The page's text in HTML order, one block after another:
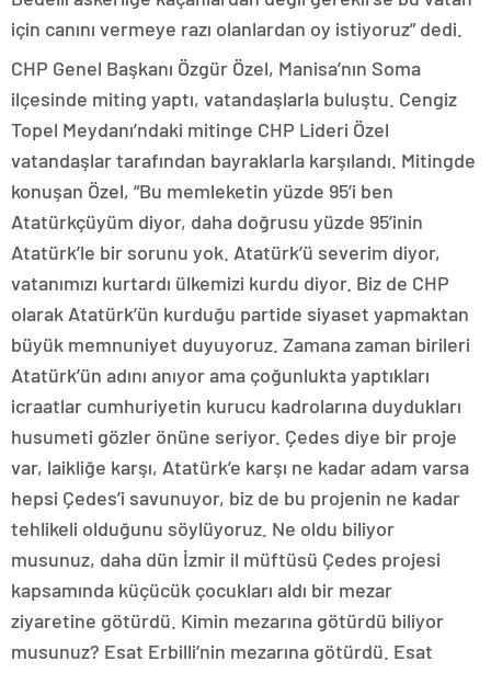
için canını vermeye razı olanlardan oy istiyoruz” dedi.
CHP Genel Başkanı Özgür Özel, Manisa’nın Soma
ilçesinde miting yaptı, vatandaşlarla buluştu. Cengiz
Topel Meydanı’ndaki mitinge CHP Lideri Özel
vatandaşlar tarafından bayraklarla karşılandı. Mitingde
konuşan Özel, “Bu memleketin yüzde 95’i ben
Atatürkçüyüm diyor, daha doğrusu yüzde 95’inin
Atatürk’le bir sorunu yok. Atatürk’ü severim diyor,
vatanımızı kurtardı ülkemizi kurdu diyor. Biz de CHP
olarak Atatürk’ün kurduğu partide siyaset yapmaktan
büyük memnuniyet duyuyoruz. Zamana zaman birileri
Atatürk’ün adını anıyor ama çoğunlukta yaptıkları
icraatlar cumhuriyetin kurucu kadrolarına duydukları
husumeti gözler önüne seriyor. Çedes diye bir proje
var, laikliğe karşı, Atatürk’e karşı ne kadar adam varsa
hepsi Çedes’i savunuyor, biz de bu projenin ne kadar
tehlikeli olduğunu söylüyoruz. Ne oldu biliyor
musunuz, daha dün İzmir il müftüsü Çedes projesi
kapsamında küçücük çocukları aldı bir mezar
ziyaretine götürdü. Kimin mezarına götürdü biliyor
musunuz? Esat Erbilli’nin mezarına götürdü. Esat